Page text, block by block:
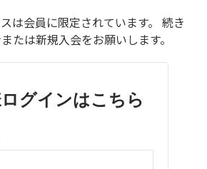
は会員に限定されています。 続き
たは新規入会をお願いします。
グインはこちら